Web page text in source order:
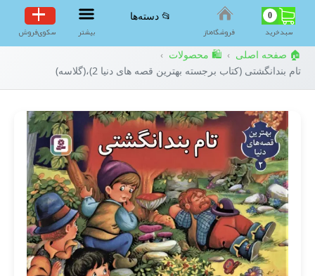
0
سبد‌خرید فروشگاه‌ناز
📂 دسته‌ها
بیشتر سکوی‌فروش
🏠 صفحه اصلی › 🛍️ محصولات ›
تام بندانگشتی (کتاب برجسته بهترین قصه های دنیا 2)،(گلاسه)